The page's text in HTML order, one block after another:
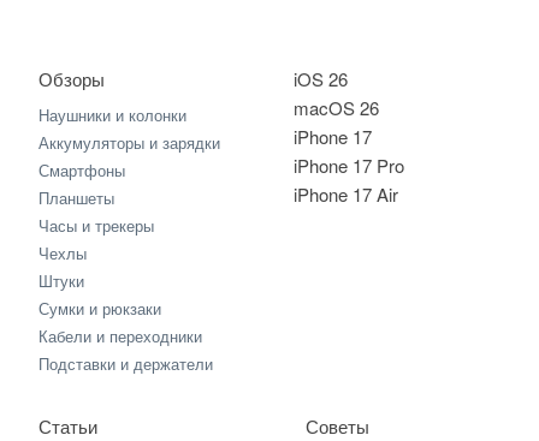
iOS 26
macOS 26
iPhone 17
iPhone 17 Pro
iPhone 17 Air
Обзоры
Наушники и колонки
Аккумуляторы и зарядки
Смартфоны
Планшеты
Часы и трекеры
Чехлы
Штуки
Сумки и рюкзаки
Кабели и переходники
Подставки и держатели
Статьи
Советы